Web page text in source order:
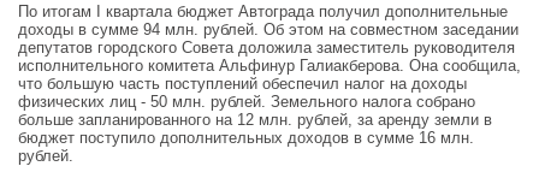
По итогам I квартала бюджет Автограда получил дополнительные
доходы в сумме 94 млн. рублей. Об этом на совместном заседании
депутатов городского Совета доложила заместитель руководителя
исполнительного комитета Альфинур Галиакберова. Она сообщила,
что большую часть поступлений обеспечил налог на доходы
физических лиц - 50 млн. рублей. Земельного налога собрано
больше запланированного на 12 млн. рублей, за аренду земли в
бюджет поступило дополнительных доходов в сумме 16 млн.
рублей.